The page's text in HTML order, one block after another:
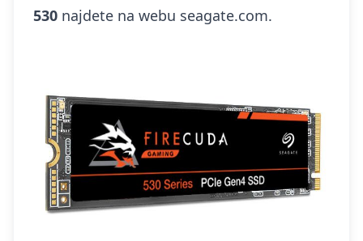
530 najdete na webu seagate.com.